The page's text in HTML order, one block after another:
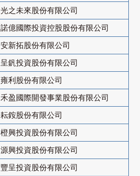
光之未來股份有限公司
諾億國際投資控股股份有限公司
安新拓股份有限公司
呈釩投資股份有限公司
雍利股份有限公司
禾盈國際開發事業股份有限公司
耘銨股份有限公司
橙興投資股份有限公司
源興投資股份有限公司
豐呈投資股份有限公司